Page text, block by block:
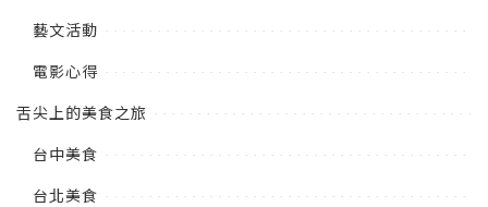
藝文活動
電影心得
舌尖上的美食之旅
台中美食
台北美食